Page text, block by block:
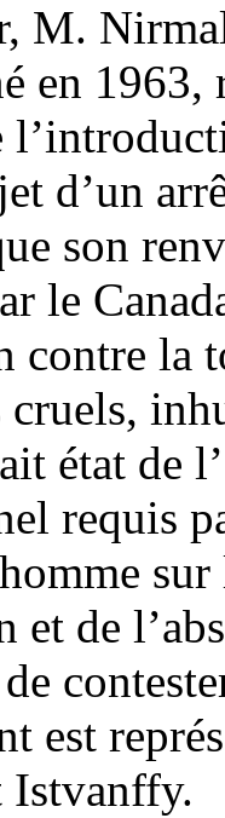
M.
en 1963,
d’un
son
le
contre la
état de
requis
et de
est
Istvanffy.